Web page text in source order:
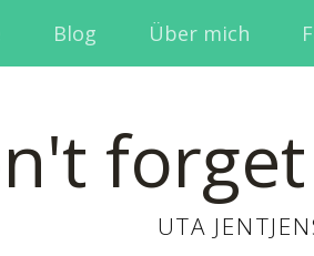
Blog Über mich
UTA